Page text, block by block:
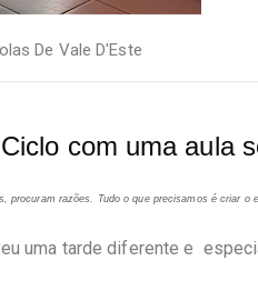
De Vale D'Este
com uma aula
razões. Tudo o que precisamos é criar o
uma tarde diferente e